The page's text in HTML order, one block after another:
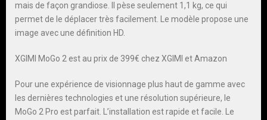
mais de façon grandiose. Il pèse seulement 1,1 kg, ce qui
permet de le déplacer très facilement. Le modèle propose une
image avec une définition HD.
XGIMI MoGo 2 est au prix de 399€ chez XGIMI et Amazon
Pour une expérience de visionnage plus haut de gamme avec
les dernières technologies et une résolution supérieure, le
MoGo 2 Pro est parfait. L’installation est rapide et facile. Le